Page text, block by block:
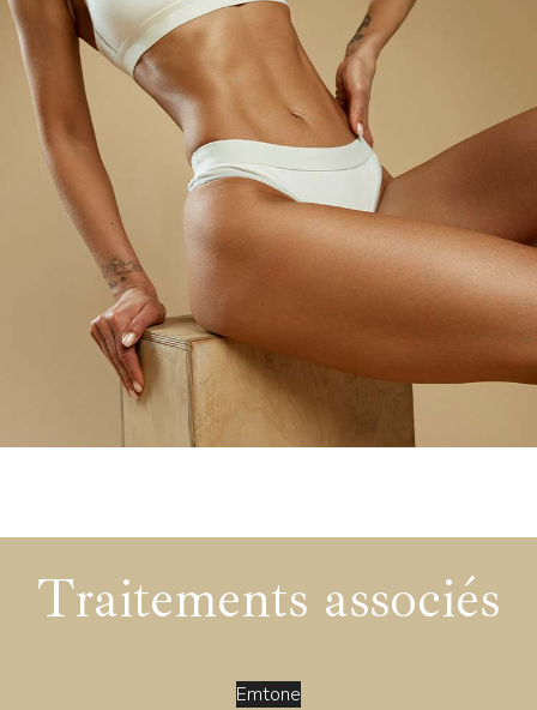
Traitements associés
Emtone